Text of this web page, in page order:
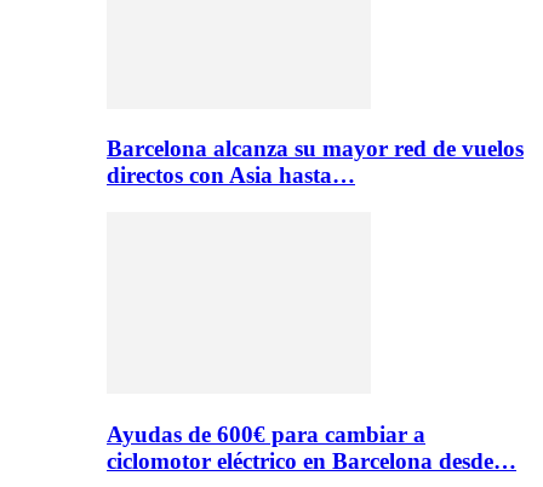
Barcelona alcanza su mayor red de vuelos
directos con Asia hasta…
Ayudas de 600€ para cambiar a
ciclomotor eléctrico en Barcelona desde…